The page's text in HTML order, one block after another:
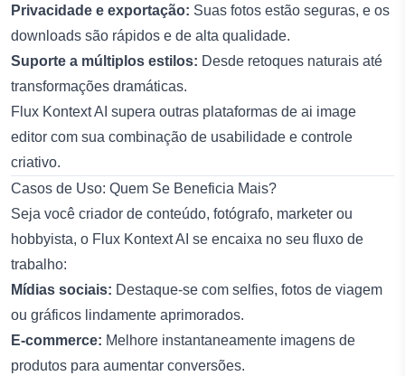
Privacidade e exportação: Suas fotos estão seguras, e os
downloads são rápidos e de alta qualidade.
Suporte a múltiplos estilos: Desde retoques naturais até
transformações dramáticas.
Flux Kontext AI supera outras plataformas de ai image
editor com sua combinação de usabilidade e controle
criativo.
Casos de Uso: Quem Se Beneficia Mais?
Seja você criador de conteúdo, fotógrafo, marketer ou
hobbyista, o Flux Kontext AI se encaixa no seu fluxo de
trabalho:
Mídias sociais: Destaque-se com selfies, fotos de viagem
ou gráficos lindamente aprimorados.
E-commerce: Melhore instantaneamente imagens de
produtos para aumentar conversões.